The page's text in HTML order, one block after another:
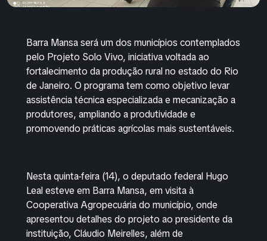
Barra Mansa será um dos municípios contemplados
pelo Projeto Solo Vivo, iniciativa voltada ao
fortalecimento da produção rural no estado do Rio
de Janeiro. O programa tem como objetivo levar
assistência técnica especializada e mecanização a
produtores, ampliando a produtividade e
promovendo práticas agrícolas mais sustentáveis.
Nesta quinta-feira (14), o deputado federal Hugo
Leal esteve em Barra Mansa, em visita à
Cooperativa Agropecuária do município, onde
apresentou detalhes do projeto ao presidente da
instituição, Cláudio Meirelles, além de